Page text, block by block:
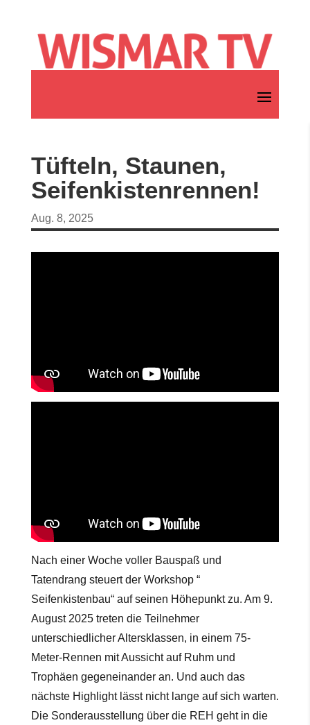
Tüfteln, Staunen,
Seifenkistenrennen!
Aug. 8, 2025
Nach einer Woche voller Bauspaß und
Tatendrang steuert der Workshop “
Seifenkistenbau“ auf seinen Höhepunkt zu. Am 9.
August 2025 treten die Teilnehmer
unterschiedlicher Altersklassen, in einem 75-
Meter-Rennen mit Aussicht auf Ruhm und
Trophäen gegeneinander an. Und auch das
nächste Highlight lässt nicht lange auf sich warten.
Die Sonderausstellung über die REH geht in die